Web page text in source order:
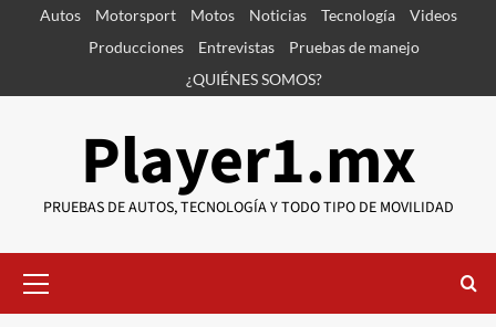
SaltarAutos Motorsport Motos Noticias Tecnología
Videos
Producciones
Entrevistas
Pruebas de manejo
¿QUIÉNES SOMOS?
Player1.mx
PRUEBAS DE AUTOS, TECNOLOGÍA Y TODO TIPO DE MOVILIDAD
primario